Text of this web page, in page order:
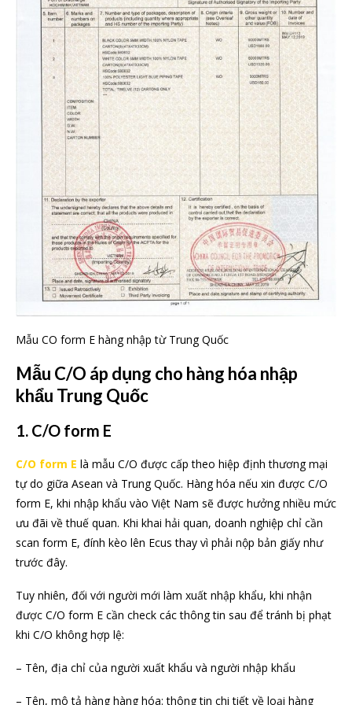
Mẫu CO form E hàng nhập từ Trung Quốc
Mẫu C/O áp dụng cho hàng hóa nhập
khẩu Trung Quốc
1. C/O form E
C/O form E là mẫu C/O được cấp theo hiệp định thương mại
tự do giữa Asean và Trung Quốc. Hàng hóa nếu xin được C/O
form E, khi nhập khẩu vào Việt Nam sẽ được hưởng nhiều mức
ưu đãi về thuế quan. Khi khai hải quan, doanh nghiệp chỉ cần
scan form E, đính kèo lên Ecus thay vì phải nộp bản giấy như
trước đây.
Tuy nhiên, đối với người mới làm xuất nhập khẩu, khi nhận
được C/O form E cần check các thông tin sau để tránh bị phạt
khi C/O không hợp lệ:
– Tên, địa chỉ của người xuất khẩu và người nhập khẩu
– Tên, mô tả hàng hàng hóa: thông tin chi tiết về loại hàng